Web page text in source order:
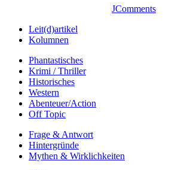
JComments
Leit(d)artikel
Kolumnen
Phantastisches
Krimi / Thriller
Historisches
Western
Abenteuer/Action
Off Topic
Frage & Antwort
Hintergründe
Mythen & Wirklichkeiten